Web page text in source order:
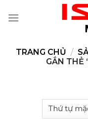
TRANG CHỦ /
GẮN THẺ